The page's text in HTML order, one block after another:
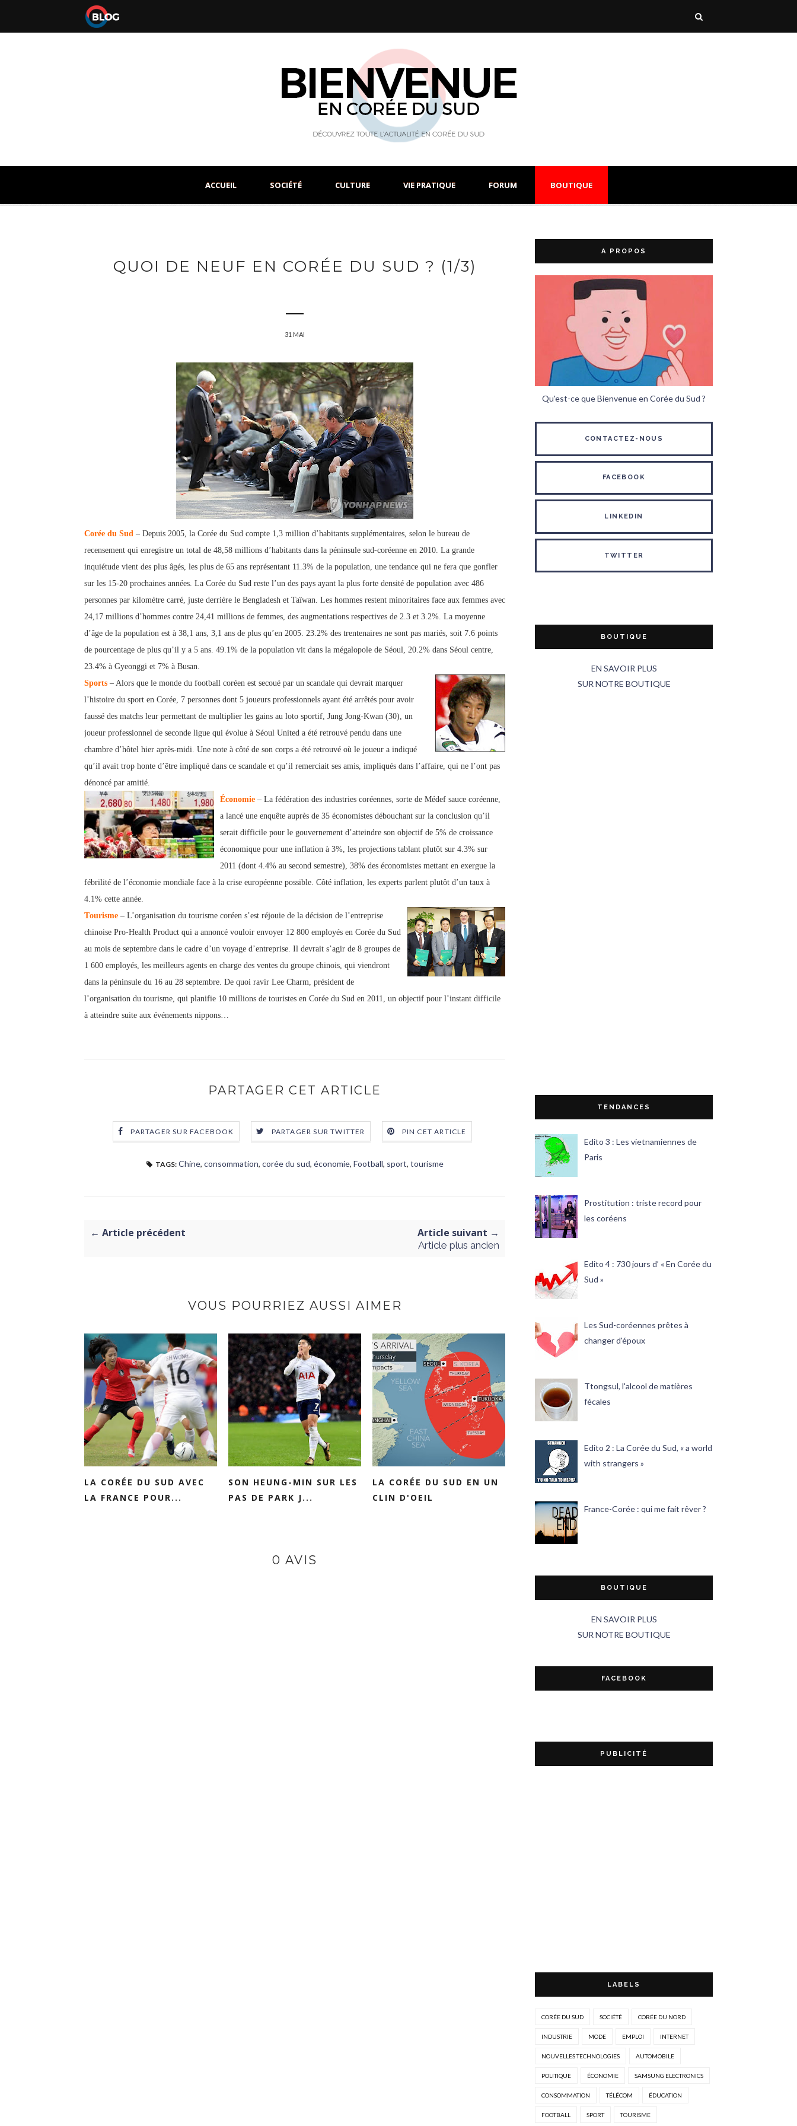
ACCUEIL SOCIÉTÉ CULTURE VIE PRATIQUE FORUM BOUTIQUE
QUOI DE NEUF EN CORÉE DU SUD ? (1/3)
31 MAI
Corée du Sud – Depuis 2005, la Corée du Sud compte 1,3 million d’habitants supplémentaires, selon le bureau de
recensement qui enregistre un total de 48,58 millions d’habitants dans la péninsule sud-coréenne en 2010. La grande
inquiétude vient des plus âgés, les plus de 65 ans représentant 11.3% de la population, une tendance qui ne fera que gonfler
sur les 15-20 prochaines années. La Corée du Sud reste l’un des pays ayant la plus forte densité de population avec 486
personnes par kilomètre carré, juste derrière le Bengladesh et Taïwan. Les hommes restent minoritaires face aux femmes avec
24,17 millions d’hommes contre 24,41 millions de femmes, des augmentations respectives de 2.3 et 3.2%. La moyenne
d’âge de la population est à 38,1 ans, 3,1 ans de plus qu’en 2005. 23.2% des trentenaires ne sont pas mariés, soit 7.6 points
de pourcentage de plus qu’il y a 5 ans. 49.1% de la population vit dans la mégalopole de Séoul, 20.2% dans Séoul centre,
23.4% à Gyeonggi et 7% à Busan.
Sports – Alors que le monde du football coréen est secoué par un scandale qui devrait marquer
l’histoire du sport en Corée, 7 personnes dont 5 joueurs professionnels ayant été arrêtés pour avoir
faussé des matchs leur permettant de multiplier les gains au loto sportif, Jung Jong-Kwan (30), un
joueur professionnel de seconde ligue qui évolue à Séoul United a été retrouvé pendu dans une
chambre d’hôtel hier après-midi. Une note à côté de son corps a été retrouvé où le joueur a indiqué
qu’il avait trop honte d’être impliqué dans ce scandale et qu’il remerciait ses amis, impliqués dans l’affaire, qui ne l’ont pas
dénoncé par amitié.
Économie – La fédération des industries coréennes, sorte de Médef sauce coréenne,
a lancé une enquête auprès de 35 économistes débouchant sur la conclusion qu’il
serait difficile pour le gouvernement d’atteindre son objectif de 5% de croissance
économique pour une inflation à 3%, les projections tablant plutôt sur 4.3% sur
2011 (dont 4.4% au second semestre), 38% des économistes mettant en exergue la
fébrilité de l’économie mondiale face à la crise européenne possible. Côté inflation, les experts parlent plutôt d’un taux à
4.1% cette année.
Tourisme – L’organisation du tourisme coréen s’est réjouie de la décision de l’entreprise
chinoise Pro-Health Product qui a annoncé vouloir envoyer 12 800 employés en Corée du Sud
au mois de septembre dans le cadre d’un voyage d’entreprise. Il devrait s’agir de 8 groupes de
1 600 employés, les meilleurs agents en charge des ventes du groupe chinois, qui viendront
dans la péninsule du 16 au 28 septembre. De quoi ravir Lee Charm, président de
l’organisation du tourisme, qui planifie 10 millions de touristes en Corée du Sud en 2011, un objectif pour l’instant difficile
à atteindre suite aux événements nippons…
PARTAGER CET ARTICLE
PARTAGER SUR FACEBOOK PARTAGER SUR TWITTER PIN CET ARTICLE
TAGS: Chine, consommation, corée du sud, économie, Football, sport, tourisme
← Article précédent Article suivant →
Article plus ancien
VOUS POURRIEZ AUSSI AIMER
LA CORÉE DU SUD AVEC
LA FRANCE POUR...
SON HEUNG-MIN SUR LES
PAS DE PARK J...
LA CORÉE DU SUD EN UN
CLIN D'OEIL
0 AVIS
A PROPOS
Qu'est-ce que Bienvenue en Corée du Sud ?
CONTACTEZ-NOUS
FACEBOOK
LINKEDIN
TWITTER
BOUTIQUE
EN SAVOIR PLUS
SUR NOTRE BOUTIQUE
TENDANCES
Edito 3 : Les vietnamiennes de
Paris
Prostitution : triste record pour
les coréens
Edito 4 : 730 jours d’ « En Corée du
Sud »
Les Sud-coréennes prêtes à
changer d'époux
Ttongsul, l'alcool de matières
fécales
Edito 2 : La Corée du Sud, « a world
with strangers »
France-Corée : qui me fait rêver ?
BOUTIQUE
EN SAVOIR PLUS
SUR NOTRE BOUTIQUE
FACEBOOK
PUBLICITÉ
LABELS
CORÉE DU SUD SOCIÉTÉ CORÉE DU NORD
INDUSTRIE MODE EMPLOI INTERNET
NOUVELLES TECHNOLOGIES AUTOMOBILE
POLITIQUE ÉCONOMIE SAMSUNG ELECTRONICS
CONSOMMATION TÉLÉCOM ÉDUCATION
FOOTBALL SPORT TOURISME